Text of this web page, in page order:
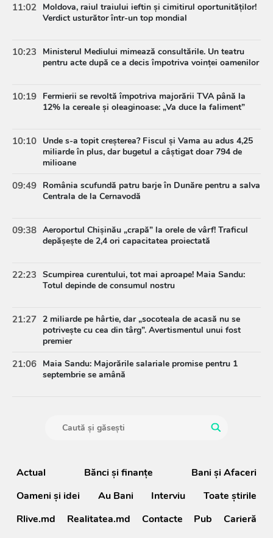
11:02 Moldova, raiul traiului ieftin și cimitirul oportunităților!
Verdict usturător într-un top mondial
10:23
Ministerul Mediului mimează consultările. Un teatru
pentru acte după ce a decis împotriva voinței oamenilor
10:19 Fermierii se revoltă împotriva majorării TVA până la
12% la cereale și oleaginoase: „Va duce la faliment”
10:10 Unde s-a topit creșterea? Fiscul și Vama au adus 4,25
miliarde în plus, dar bugetul a câștigat doar 794 de
milioane
09:49 România scufundă patru barje în Dunăre pentru a salva
Centrala de la Cernavodă
09:38 Aeroportul Chișinău „crapă” la orele de vârf! Traficul
depășește de 2,4 ori capacitatea proiectată
22:23 Scumpirea curentului, tot mai aproape! Maia Sandu:
Totul depinde de consumul nostru
21:27 2 miliarde pe hârtie, dar „socoteala de acasă nu se
potrivește cu cea din târg”. Avertismentul unui fost
premier
21:06 Maia Sandu: Majorările salariale promise pentru 1
septembrie se amână
Actual Bănci şi finanţe
Bani și Afaceri
Oameni şi idei
Au Bani Interviu
Toate știrile
Rlive.md
Realitatea.md Contacte Pub
Carieră